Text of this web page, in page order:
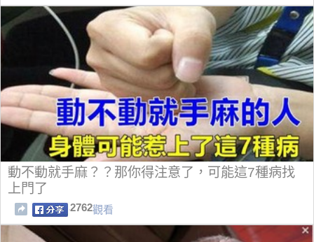
動不動就手麻？？那你得注意了，可能這7種病找
上門了
2762觀看